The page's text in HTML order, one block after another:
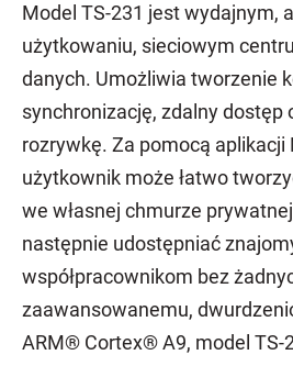
Model TS-231 jest wydajnym,
użytkowaniu, sieciowym
danych. Umożliwia tworzenie
synchronizację, zdalny dostęp
rozrywkę. Za pomocą aplikacji
użytkownik może łatwo
we własnej chmurze
następnie udostępniać
współpracownikom bez
zaawansowanemu,
ARM® Cortex® A9, model TS-